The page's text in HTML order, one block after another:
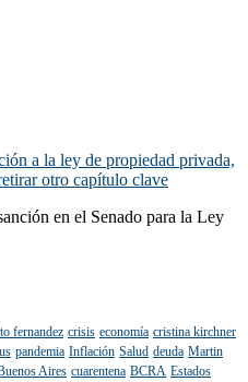
a la ley de propiedad privada,
otro capítulo clave
en el Senado para la Ley
fernandez crisis economía cristina kirchner
pandemia Inflación Salud deuda Martin
Aires cuarentena BCRA Estados